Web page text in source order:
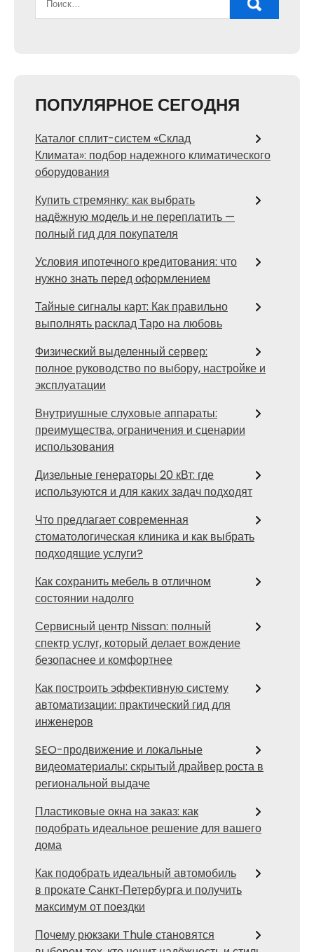
ПОПУЛЯРНОЕ СЕГОДНЯ
Каталог сплит-систем «Склад
Климата»: подбор надежного климатического
оборудования
Купить стремянку: как выбрать
надёжную модель и не переплатить —
полный гид для покупателя
Условия ипотечного кредитования: что
нужно знать перед оформлением
Тайные сигналы карт: Как правильно
выполнять расклад Таро на любовь
Физический выделенный сервер:
полное руководство по выбору, настройке и
эксплуатации
Внутриушные слуховые аппараты:
преимущества, ограничения и сценарии
использования
Дизельные генераторы 20 кВт: где
используются и для каких задач подходят
Что предлагает современная
стоматологическая клиника и как выбрать
подходящие услуги?
Как сохранить мебель в отличном
состоянии надолго
Сервисный центр Nissan: полный
спектр услуг, который делает вождение
безопаснее и комфортнее
Как построить эффективную систему
автоматизации: практический гид для
инженеров
SEO-продвижение и локальные
видеоматериалы: скрытый драйвер роста в
региональной выдаче
Пластиковые окна на заказ: как
подобрать идеальное решение для вашего
дома
Как подобрать идеальный автомобиль
в прокате Санкт‑Петербурга и получить
максимум от поездки
Почему рюкзаки Thule становятся